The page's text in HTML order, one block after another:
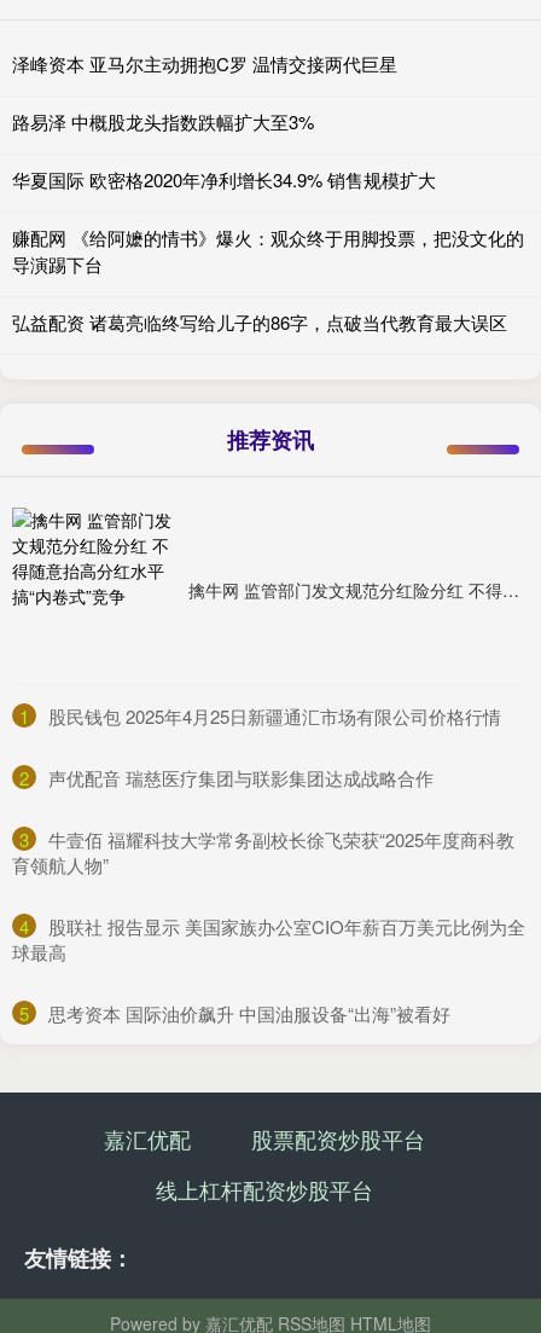
泽峰资本 亚马尔主动拥抱C罗 温情交接两代巨星
路易泽 中概股龙头指数跌幅扩大至3%
华夏国际 欧密格2020年净利增长34.9% 销售规模扩大
赚配网 《给阿嬷的情书》爆火：观众终于用脚投票，把没文化的
导演踢下台
弘益配资 诸葛亮临终写给儿子的86字，点破当代教育最大误区
推荐资讯
擒牛网 监管部门发文规范分红险分红 不得随意抬高分红水平搞“内卷式”竞争
1 ​股民钱包 2025年4月25日新疆通汇市场有限公司价格行情
2 ​声优配音 瑞慈医疗集团与联影集团达成战略合作
3
​牛壹佰 福耀科技大学常务副校长徐飞荣获“2025年度商科教
育领航人物”
4
​股联社 报告显示 美国家族办公室CIO年薪百万美元比例为全
球最高
5 ​思考资本 国际油价飙升 中国油服设备“出海”被看好
嘉汇优配
股票配资炒股平台
线上杠杆配资炒股平台
友情链接：
Powered by 嘉汇优配 RSS地图 HTML地图